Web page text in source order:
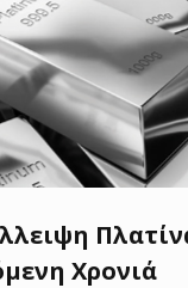
Χρονιά